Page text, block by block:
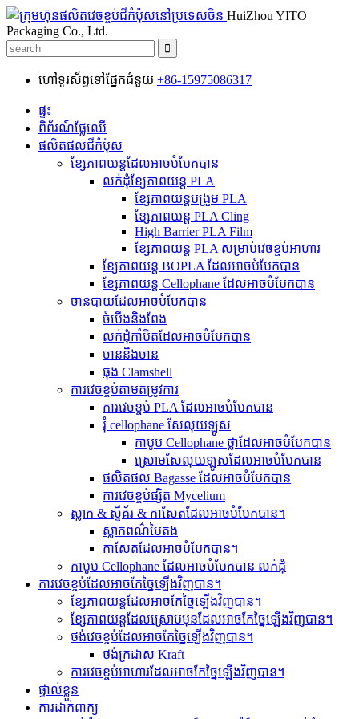
HuiZhou YITO
Packaging Co., Ltd.
ហៅទូរស័ព្ទទៅផ្នែកជំនួយ +86-15975086317
ផ្ទះ
ពិព័រណ៍ផ្លែឈើ
ផលិតផលជីកំប៉ុស
ខ្សែភាពយន្តដែលអាចបំបែកបាន
លក់ដុំខ្សែភាពយន្ត PLA
ខ្សែភាពយន្តបង្រួម PLA
ខ្សែភាពយន្ត PLA Cling
High Barrier PLA Film
ខ្សែភាពយន្ត PLA សម្រាប់វេចខ្ចប់អាហារ
ខ្សែភាពយន្ត BOPLA ដែលអាចបំបែកបាន
ខ្សែភាពយន្ត Cellophane ដែលអាចបំបែកបាន
ចានបាយដែលអាចបំបែកបាន
ចំបើងនិងពែង
លក់ដុំកាំបិតដែលអាចបំបែកបាន
ចាននិងចាន
ធុង Clamshell
ការវេចខ្ចប់តាមតម្រូវការ
ការវេចខ្ចប់ PLA ដែលអាចបំបែកបាន
រុំ cellophane សែលុយឡូស
កាបូប Cellophane ថ្លាដែលអាចបំបែកបាន
ស្រោមសែលុយឡូសដែលអាចបំបែកបាន
ផលិតផល Bagasse ដែលអាចបំបែកបាន
ការវេចខ្ចប់ផ្សិត Mycelium
ស្លាក & ស្ទីគ័រ & កាសែតដែលអាចបំបែកបាន។
ស្លាកពណ៌បៃតង
កាសែតដែលអាចបំបែកបាន។
កាបូប Cellophane ដែលអាចបំបែកបាន លក់ដុំ
ការវេចខ្ចប់ដែលអាចកែច្នៃឡើងវិញបាន។
ខ្សែភាពយន្តដែលអាចកែច្នៃឡើងវិញបាន។
ខ្សែភាពយន្តដែលស្រោបមុនដែលអាចកែច្នៃឡើងវិញបាន។
ថង់វេចខ្ចប់ដែលអាចកែច្នៃឡើងវិញបាន។
ថង់ក្រដាស Kraft
ការវេចខ្ចប់អាហារដែលអាចកែច្នៃឡើងវិញបាន។
ផ្ទាល់ខ្លួន
ការដាក់ពាក្យ